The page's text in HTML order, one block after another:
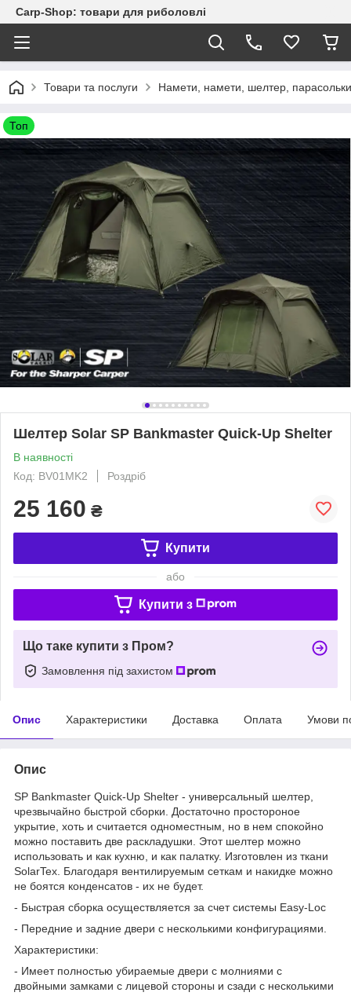
Carp-Shop: товари для риболовлі
Товари та послуги Намети, намети, шелтер, парасольки
Топ
Шелтер Solar SP Bankmaster Quick-Up Shelter
В наявності
Код: BV01MK2
Роздріб
25 160 ₴
Купити
або
Купити з
Що таке купити з Пром?
Замовлення під захистом
Опис Характеристики Доставка Оплата Умови
Опис
SP Bankmaster Quick-Up Shelter - универсальный шелтер,
чрезвычайно быстрой сборки. Достаточно простороное
укрытие, хоть и считается одноместным, но в нем спокойно
можно поставить две раскладушки. Этот шелтер можно
использовать и как кухню, и как палатку. Изготовлен из ткани
SolarTex. Благодаря вентилируемым сеткам и накидке можно
не боятся конденсатов - их не будет.
- Быстрая сборка осуществляется за счет системы Easy-Loc
- Передние и задние двери с несколькими конфигурациями.
Характеристики:
- Имеет полностью убираемые двери с молниями с
двойными замками с лицевой стороны и сзади с несколькими